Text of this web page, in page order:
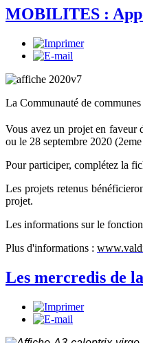
MOBILITES :
La Communauté de
Vous avez un projet en faveur
ou le 28 septembre 2020
Pour participer, complétez la
Les projets retenus
projet.
Les informations sur le
Plus d'informations :
Les mercredis de